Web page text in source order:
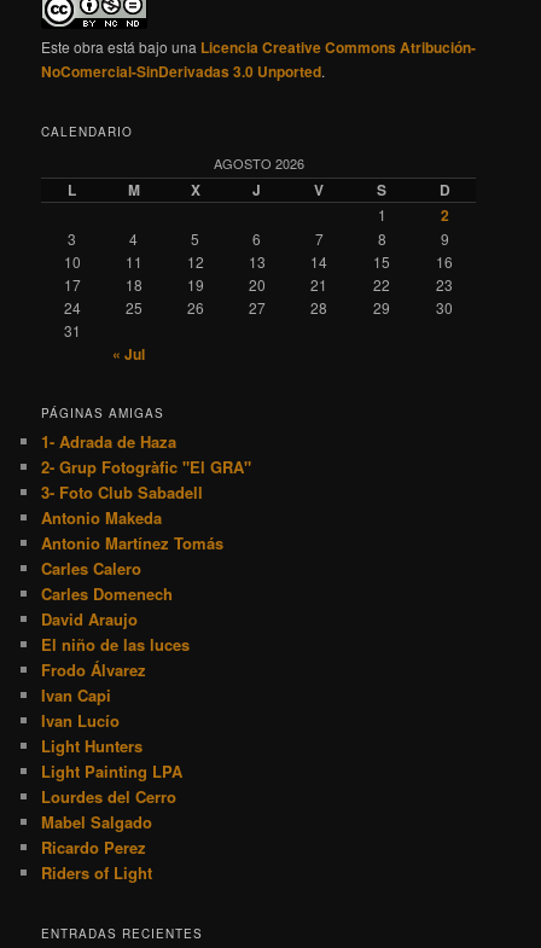
Este obra está bajo una Licencia Creative Commons Atribución-
NoComercial-SinDerivadas 3.0 Unported.
CALENDARIO
AGOSTO 2026
L M X J V S D
1 2
3 4 5 6 7 8
9
10
11 12 13 14 15
16
17
18 19 20 21 22
23
24
25 26 27 28 29
30
31
« Jul
PÁGINAS AMIGAS
1- Adrada de Haza
2- Grup Fotogràfic "El GRA"
3- Foto Club Sabadell
Antonio Makeda
Antonio Martínez Tomás
Carles Calero
Carles Domenech
David Araujo
El niño de las luces
Frodo Álvarez
Ivan Capi
Ivan Lucío
Light Hunters
Light Painting LPA
Lourdes del Cerro
Mabel Salgado
Ricardo Perez
Riders of Light
ENTRADAS RECIENTES